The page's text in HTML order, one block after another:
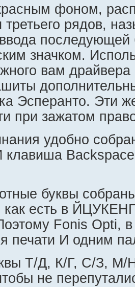
фоном,
третьего рядов,
последующей
значком.
вам
Эсперанто. Эти
при зажатом
удобно
клавиша
буквы
как есть в
Fonis Opti, в
печати И одним
Т/Д, К/Г, С/З, М/
не